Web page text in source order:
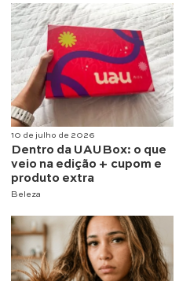
10 de julho de 2026
Dentro da UAUBox: o que
veio na edição + cupom e
produto extra
Beleza